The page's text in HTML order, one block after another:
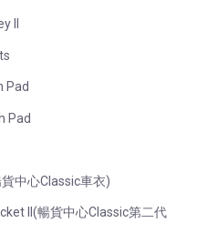
II
Pad
Pad
中心Classic車衣)
II(暢貨中心Classic第二代